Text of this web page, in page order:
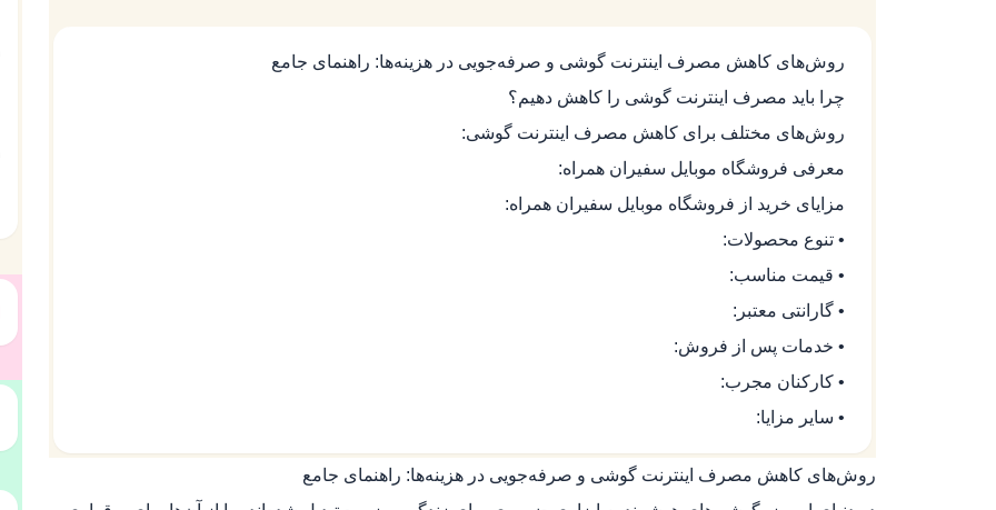
روش‌های کاهش مصرف اینترنت گوشی و صرفه‌جویی در هزینه‌ها: راهنمای جامع
چرا باید مصرف اینترنت گوشی را کاهش دهیم؟
روش‌های مختلف برای کاهش مصرف اینترنت گوشی:
معرفی فروشگاه موبایل سفیران همراه:
مزایای خرید از فروشگاه موبایل سفیران همراه:
• تنوع محصولات:
• قیمت مناسب:
• گارانتی معتبر:
• خدمات پس از فروش:
• کارکنان مجرب:
• سایر مزایا:
روش‌های کاهش مصرف اینترنت گوشی و صرفه‌جویی در هزینه‌ها: راهنمای جامع